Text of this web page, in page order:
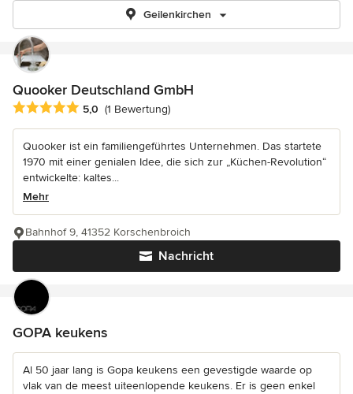
Geilenkirchen
Quooker Deutschland GmbH
Durchschnittliche Bewertung: 5 von 5 Sternen
5,0 (1 Bewertung)
Quooker ist ein familiengeführtes Unternehmen. Das startete
1970 mit einer genialen Idee, die sich zur „Küchen-Revolution“
entwickelte: kaltes...
Mehr
Nachricht
Bahnhof 9, 41352 Korschenbroich
GOPA keukens
Al 50 jaar lang is Gopa keukens een gevestigde waarde op
vlak van de meest uiteenlopende keukens. Er is geen enkel